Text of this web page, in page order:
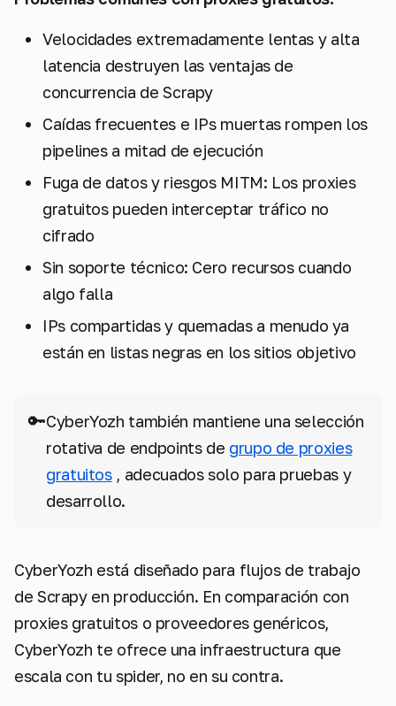
Velocidades extremadamente lentas y alta
latencia destruyen las ventajas de
concurrencia de Scrapy
Caídas frecuentes e IPs muertas rompen los
pipelines a mitad de ejecución
Fuga de datos y riesgos MITM: Los proxies
gratuitos pueden interceptar tráfico no
cifrado
Sin soporte técnico: Cero recursos cuando
algo falla
IPs compartidas y quemadas a menudo ya
están en listas negras en los sitios objetivo
🔑CyberYozh también mantiene una selección
rotativa de endpoints de grupo de proxies
gratuitos, adecuados solo para pruebas y
desarrollo.
CyberYozh está diseñado para flujos de trabajo
de Scrapy en producción. En comparación con
proxies gratuitos o proveedores genéricos,
CyberYozh te ofrece una infraestructura que
escala con tu spider, no en su contra.